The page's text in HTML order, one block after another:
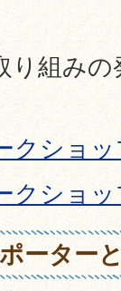
り組み
クショ
クショ
ーター